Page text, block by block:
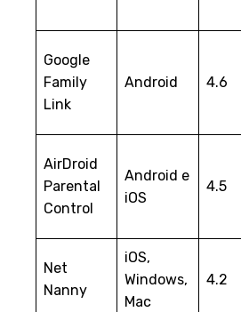
Google
Family
Link
Android 4.6
AirDroid
Parental
Control
Android e
iOS
4.5
Net
Nanny
iOS,
Windows,
Mac
4.2